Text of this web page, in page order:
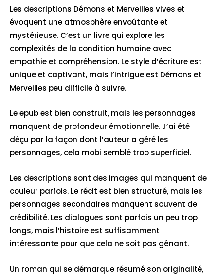
Les descriptions Démons et Merveilles vives et
évoquent une atmosphère envoûtante et
mystérieuse. C’est un livre qui explore les
complexités de la condition humaine avec
empathie et compréhension. Le style d’écriture est
unique et captivant, mais l’intrigue est Démons et
Merveilles peu difficile à suivre.
Le epub est bien construit, mais les personnages
manquent de profondeur émotionnelle. J’ai été
déçu par la façon dont l’auteur a géré les
personnages, cela mobi semblé trop superficiel.
Les descriptions sont des images qui manquent de
couleur parfois. Le récit est bien structuré, mais les
personnages secondaires manquent souvent de
crédibilité. Les dialogues sont parfois un peu trop
longs, mais l’histoire est suffisamment
intéressante pour que cela ne soit pas gênant.
Un roman qui se démarque résumé son originalité,